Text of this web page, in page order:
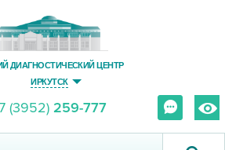
ДИАГНОСТИЧЕСКИЙ ЦЕНТР
ИРКУТСК
(3952) 259-777